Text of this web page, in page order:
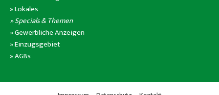
»Lokales
» Specials & Themen
»Gewerbliche Anzeigen
»Einzugsgebiet
»AGBs